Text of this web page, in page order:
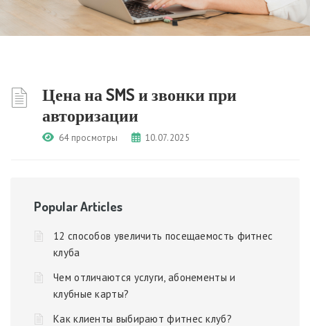
Цена на SMS и звонки при
авторизации
64 просмотры 10.07.2025
Popular Articles
12 способов увеличить посещаемость фитнес
клуба
Чем отличаются услуги, абонементы и
клубные карты?
Как клиенты выбирают фитнес клуб?